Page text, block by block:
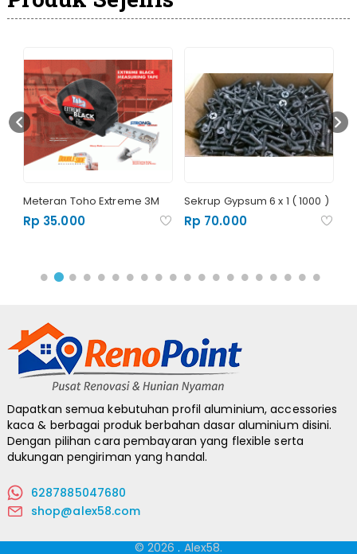
Meteran Toho Extreme 3M
Rp 35.000
Sekrup Gypsum 6 x 1 ( 1000 )
Rp 70.000
Dapatkan semua kebutuhan profil aluminium, accessories
kaca & berbagai produk berbahan dasar aluminium disini.
Dengan pilihan cara pembayaran yang flexible serta
dukungan pengiriman yang handal.
6287885047680
shop@alex58.com
© 2026. Alex58.